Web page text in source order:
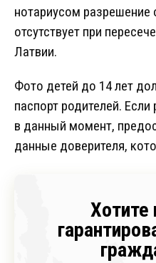
нотариусом разрешение
отсутствует при
Латвии.
Фото детей до 14 лет
паспорт родителей.
в данный момент,
данные доверителя,
Хотите